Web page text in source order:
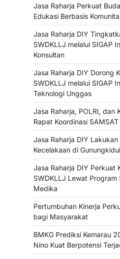
Jasa Raharja Perkuat
Edukasi Berbasis
Jasa Raharja DIY
SWDKLLJ melalui SIGAP
Konsultan
Jasa Raharja DIY Dorong
SWDKLLJ melalui SIGAP
Teknologi Unggas
Jasa Raharja, POLRI, dan
Rapat Koordinasi
Jasa Raharja DIY
Kecelakaan di Gunungkidul
Jasa Raharja DIY Perkuat
SWDKLLJ Lewat Program
Medika
Pertumbuhan Kinerja
bagi Masyarakat
BMKG Prediksi Kemarau
Nino Kuat Berpotensi